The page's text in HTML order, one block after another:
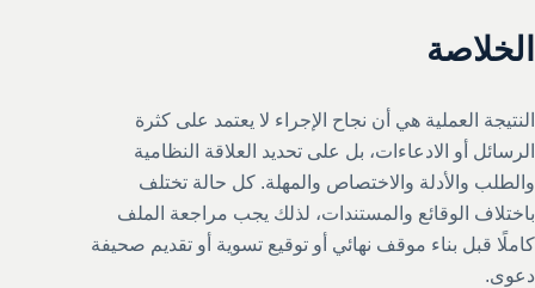
الخلاصة
النتيجة العملية هي أن نجاح الإجراء لا يعتمد على كثرة
الرسائل أو الادعاءات، بل على تحديد العلاقة النظامية
والطلب والأدلة والاختصاص والمهلة. كل حالة تختلف
باختلاف الوقائع والمستندات، لذلك يجب مراجعة الملف
كاملًا قبل بناء موقف نهائي أو توقيع تسوية أو تقديم صحيفة
دعوى.